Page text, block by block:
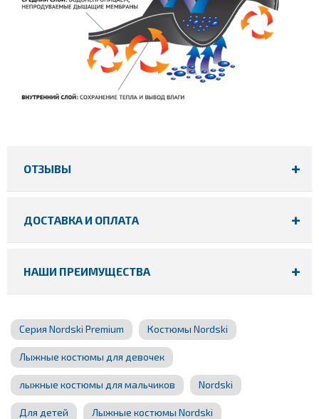
ОТЗЫВЫ
ДОСТАВКА И ОПЛАТА
НАШИ ПРЕИМУЩЕСТВА
Серия Nordski Premium Костюмы Nordski
Лыжные костюмы для девочек
лыжные костюмы для мальчиков Nordski
Для детей Лыжные костюмы Nordski